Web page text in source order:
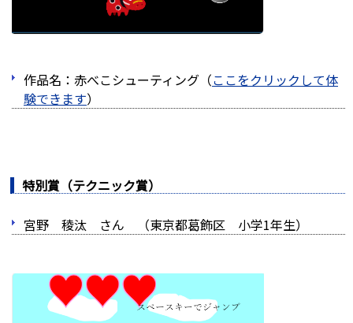
作品名：赤べこシューティング（ここをクリックして体
験できます）
特別賞（テクニック賞）
宮野 稜汰 さん （東京都葛飾区 小学1年生）